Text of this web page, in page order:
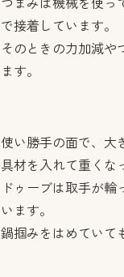
つまみは機械を使っ
で接着しています。
そのときの力加減や
ます。
使い勝手の面で、大
具材を入れて重くな
ドゥーブは取手が
います。
鍋掴みをはめていて